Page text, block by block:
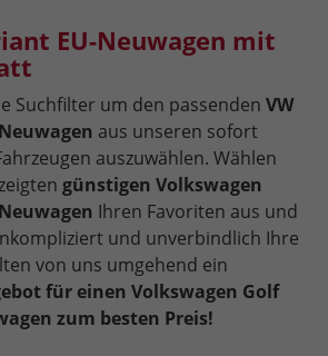
EU-Neuwagen mit
Suchfilter um den passenden VW
aus unseren sofort
auszuwählen. Wählen
günstigen Volkswagen
Ihren Favoriten aus und
und unverbindlich Ihre
von uns umgehend ein
für einen Volkswagen Golf
zum besten Preis!